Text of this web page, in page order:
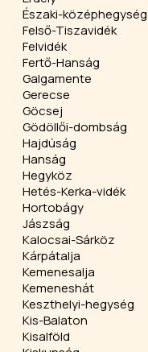
Északi-középhegység
Felső-Tiszavidék
Felvidék
Fertő-Hanság
Galgamente
Gerecse
Göcsej
Gödöllői-dombság
Hajdúság
Hanság
Hegyköz
Hetés-Kerka-vidék
Hortobágy
Jászság
Kalocsai-Sárköz
Kárpátalja
Kemenesalja
Kemeneshát
Keszthelyi-hegység
Kis-Balaton
Kisalföld